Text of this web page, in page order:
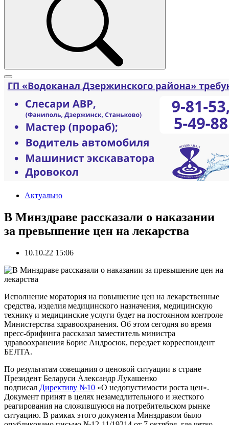
Актуально
В Минздраве рассказали о наказании
за превышение цен на лекарства
10.10.22 15:06
Исполнение моратория на повышение цен на лекарственные
средства, изделия медицинского назначения, медицинскую
технику и медицинские услуги будет на постоянном контроле
Министерства здравоохранения. Об этом сегодня во время
пресс-брифинга рассказал заместитель министра
здравоохранения Борис Андросюк, передает корреспондент
БЕЛТА.
По результатам совещания о ценовой ситуации в стране
Президент Беларуси Александр Лукашенко
подписал Директиву №10 «О недопустимости роста цен».
Документ принят в целях незамедлительного и жесткого
реагирования на сложившуюся на потребительском рынке
ситуацию. В рамках этого документа Минздравом было